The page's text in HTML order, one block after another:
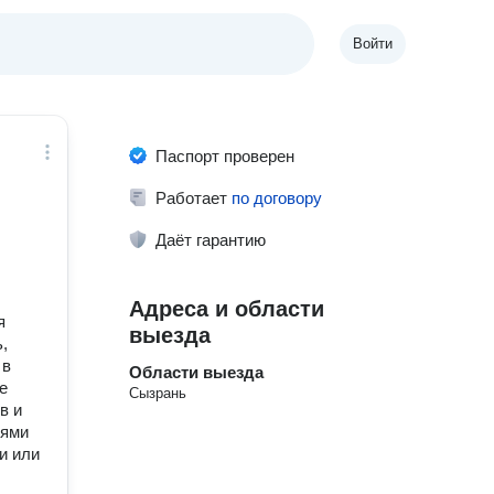
Войти
и
или
Паспорт проверен
Работает по договору
Даёт гарантию
Адреса и области
выезда
Области выезда
Сызрань